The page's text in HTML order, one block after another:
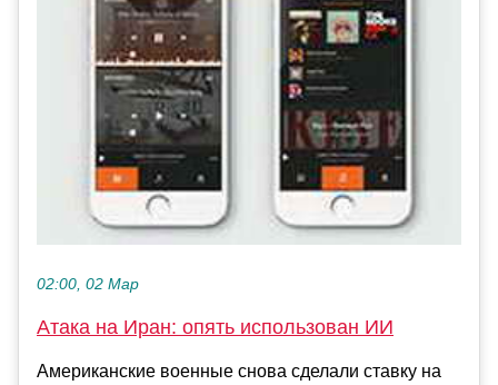
02:00, 02 Мар
Атака на Иран: опять использован ИИ
Американские военные снова сделали ставку на